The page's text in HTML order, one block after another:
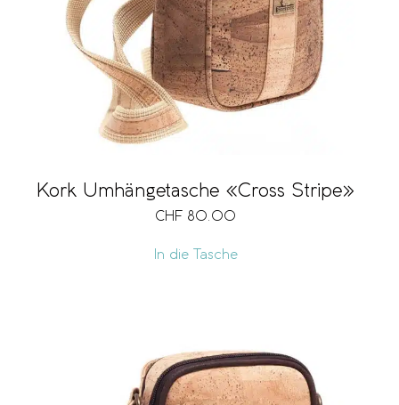
Kork Umhängetasche «Cross Stripe»
CHF 80.00
In die Tasche